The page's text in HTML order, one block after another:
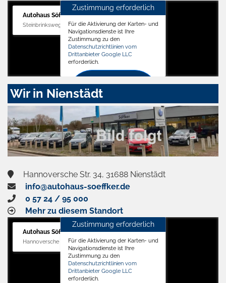
Autohaus Söffker GmbH
Steinbrinksweg 12, 31840 Hessisch Oldendorf
Zustimmung erforderlich
Für die Aktivierung der Karten- und
Navigationsdienste ist Ihre
Zustimmung zu den
Datenschutzrichtlinien vom
Drittanbieter Google LLC
erforderlich.
Zustimmen
aktivieren
Wir in Nienstädt
Hannoversche Str. 34, 31688 Nienstädt
info@autohaus-soeffker.de
0 57 24 / 95 000
Mehr zu diesem Standort
Autohaus Söffker GmbH
Hannoversche Str. 34, 31688 Nienstädt
Zustimmung erforderlich
Für die Aktivierung der Karten- und
Navigationsdienste ist Ihre
Zustimmung zu den
Datenschutzrichtlinien vom
Drittanbieter Google LLC
erforderlich.